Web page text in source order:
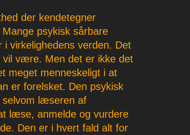
der kendetegner
psykisk sårbare
virkelighedens verden. Det
være. Men det er ikke det
meget menneskeligt i at
er forelsket. Den psykisk
selvom læseren af
læse, anmelde og vurdere
Den er i hvert fald alt for